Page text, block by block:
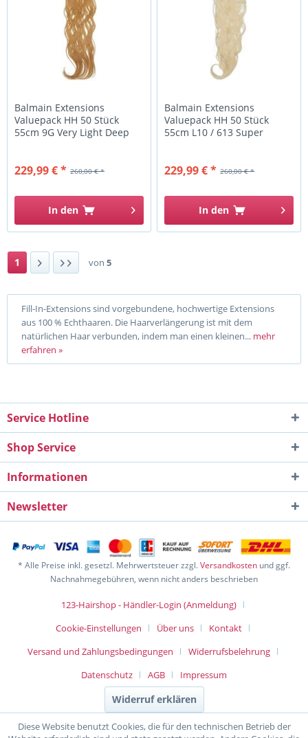
Balmain Extensions
Valuepack HH 50 Stück
55cm 9G Very Light Deep
260,00 € *
229,99 € *
In den
Balmain Extensions
Valuepack HH 50 Stück
55cm L10 / 613 Super
260,00 € *
229,99 € *
In den
1 von 5
Fill-In-Extensions sind vorgebundene, hochwertige Extensions
aus 100 % Echthaaren. Die Haarverlängerung ist mit dem
natürlichen Haar verbunden, indem man einen kleinen... mehr
erfahren »
Service Hotline
Shop Service
Informationen
Newsletter
* Alle Preise inkl. gesetzl. Mehrwertsteuer zzgl.Versandkosten und ggf.
Nachnahmegebühren, wenn nicht anders beschrieben
123-Hairshop - Händler-Login (Anmeldung)
Cookie-Einstellungen
Über uns
Kontakt
Versand und Zahlungsbedingungen
Widerrufsbelehrung
Datenschutz
AGB Impressum
Widerruf erklären
Diese Website benutzt Cookies, die für den technischen Betrieb der